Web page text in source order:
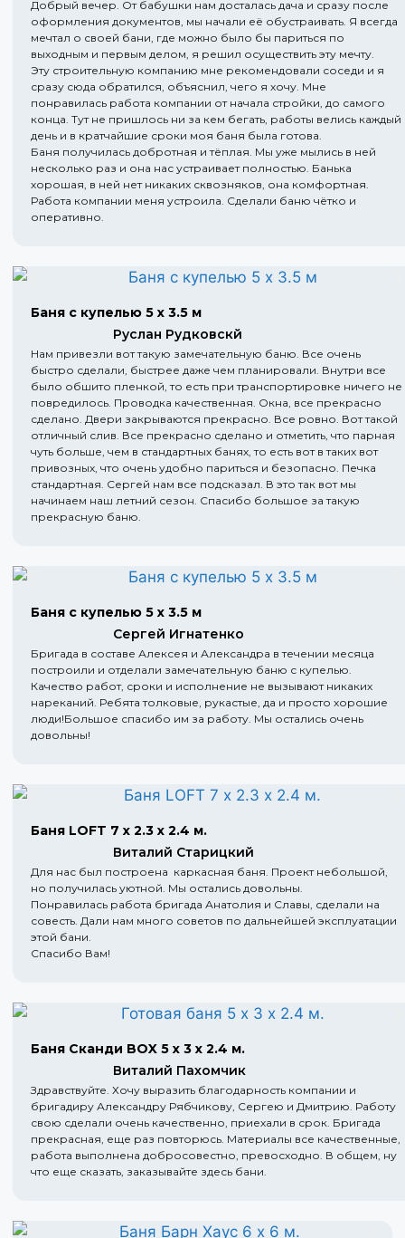
Добрый вечер. От бабушки нам досталась дача и сразу после
оформления документов, мы начали её обустраивать. Я всегда
мечтал о своей бани, где можно было бы париться по
выходным и первым делом, я решил осуществить эту мечту.
Эту строительную компанию мне рекомендовали соседи и я
сразу сюда обратился, объяснил, чего я хочу. Мне
понравилась работа компании от начала стройки, до самого
конца. Тут не пришлось ни за кем бегать, работы велись каждый
день и в кратчайшие сроки моя баня была готова.
Баня получилась добротная и тёплая. Мы уже мылись в ней
несколько раз и она нас устраивает полностью. Банька
хорошая, в ней нет никаких сквозняков, она комфортная.
Работа компании меня устроила. Сделали баню чётко и
оперативно.
Баня с купелью 5 х 3.5 м
Руслан Рудковскй
Нам привезли вот такую замечательную баню. Все очень
быстро сделали, быстрее даже чем планировали. Внутри все
было обшито пленкой, то есть при транспортировке ничего не
повредилось. Проводка качественная. Окна, все прекрасно
сделано. Двери закрываются прекрасно. Все ровно. Вот такой
отличный слив. Все прекрасно сделано и отметить, что парная
чуть больше, чем в стандартных банях, то есть вот в таких вот
привозных, что очень удобно париться и безопасно. Печка
стандартная. Сергей нам все подсказал. В это так вот мы
начинаем наш летний сезон. Спасибо большое за такую
прекрасную баню.
Баня с купелью 5 х 3.5 м
Сергей Игнатенко
Бригада в составе Алексея и Александра в течении месяца
построили и отделали замечательную баню с купелью.
Качество работ, сроки и исполнение не вызывают никаких
нареканий. Ребята толковые, рукастые, да и просто хорошие
люди!Большое спасибо им за работу. Мы остались очень
довольны!
Баня LOFT 7 х 2.3 х 2.4 м.
Виталий Старицкий
Для нас был построена каркасная баня. Проект небольшой,
но получилась уютной. Мы остались довольны.
Понравилась работа бригада Анатолия и Славы, сделали на
совесть. Дали нам много советов по дальнейшей эксплуатации
этой бани.
Спасибо Вам!
Баня Сканди BOX 5 х 3 х 2.4 м.
Виталий Пахомчик
Здравствуйте. Хочу выразить благодарность компании и
бригадиру Александру Рябчикову, Сергею и Дмитрию. Работу
свою сделали очень качественно, приехали в срок. Бригада
прекрасная, еще раз повторюсь. Материалы все качественные,
работа выполнена добросовестно, превосходно. В общем, ну
что еще сказать, заказывайте здесь бани.